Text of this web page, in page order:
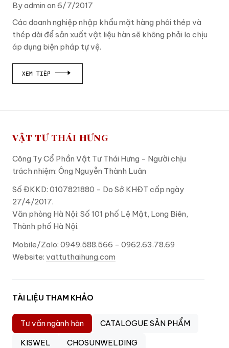
By admin on 6/7/2017
Các doanh nghiệp nhập khẩu mặt hàng phôi thép và
thép dài để sản xuất vật liệu hàn sẽ không phải lo chịu
áp dụng biện pháp tự vệ.
XEM TIẾP
VẬT TƯ THÁI HƯNG
Công Ty Cổ Phần Vật Tư Thái Hưng - Người chịu
trách nhiệm: Ông Nguyễn Thành Luân
Số ĐKKD: 0107821880 - Do Sở KHĐT cấp ngày
27/4/2017.
Văn phòng Hà Nội: Số 101 phố Lệ Mật, Long Biên,
Thành phố Hà Nội.
Mobile/Zalo: 0949.588.566 - 0962.63.78.69
Website: vattuthaihung.com
TÀI LIỆU THAM KHẢO
Tư vấn ngành hàn
CATALOGUE SẢN PHẨM
KISWEL
CHOSUNWELDING